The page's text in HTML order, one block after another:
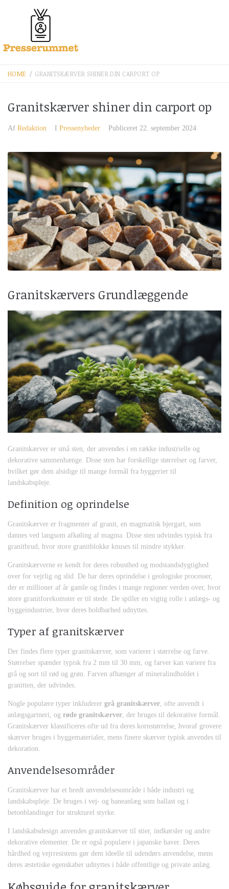
HOME / GRANITSKÆRVER SHINER DIN CARPORT OP
Granitskærver shiner din carport op
Af Redaktion I Pressenyheder Publiceret 22. september 2024
Granitskærvers Grundlæggende
Granitskærver er små sten, der anvendes i en række industrielle og
dekorative sammenhænge. Disse sten har forskellige størrelser og farver,
hvilket gør dem alsidige til mange formål fra byggerier til
landskabspleje.
Definition og oprindelse
Granitskærver er fragmenter af granit, en magmatisk bjergart, som
dannes ved langsom afkøling af magma. Disse sten udvindes typisk fra
granitbrud, hvor store granitblokke knuses til mindre stykker.
Granitskærverne er kendt for deres robusthed og modstandsdygtighed
over for vejrlig og slid. De har deres oprindelse i geologiske processer,
der er millioner af år gamle og findes i mange regioner verden over, hvor
store granitforekomster er til stede. De spiller en vigtig rolle i anlægs- og
byggeindustrier, hvor deres holdbarhed udnyttes.
Typer af granitskærver
Der findes flere typer granitskærver, som varierer i størrelse og farve.
Størrelser spænder typisk fra 2 mm til 30 mm, og farver kan variere fra
grå og sort til rød og grøn. Farven afhænger af mineralindholdet i
granitten, der udvindes.
Nogle populære typer inkluderer grå granitskærver, ofte anvendt i
anlægsgartneri, og røde granitskærver, der bruges til dekorative formål.
Granitskærver klassificeres ofte ud fra deres kornstørrelse, hvoraf grovere
skærver bruges i byggematerialer, mens finere skærver typisk anvendes til
dekoration.
Anvendelsesområder
Granitskærver har et bredt anvendelsesområde i både industri og
landskabspleje. De bruges i vej- og baneanlæg som ballast og i
betonblandinger for strukturel styrke.
I landskabsdesign anvendes granitskærver til stier, indkørsler og andre
dekorative elementer. De er også populære i japanske haver. Deres
hårdhed og vejrresistens gør dem ideelle til udendørs anvendelse, mens
deres æstetiske egenskaber udnyttes i både offentlige og private anlæg.